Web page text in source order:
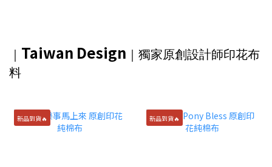
｜ Taiwan Design ｜獨家原創設計師印花布
料
新品到貨🔥 新品到貨🔥